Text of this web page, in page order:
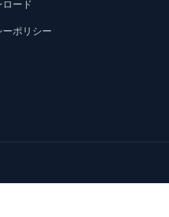
ード
ーポリシー